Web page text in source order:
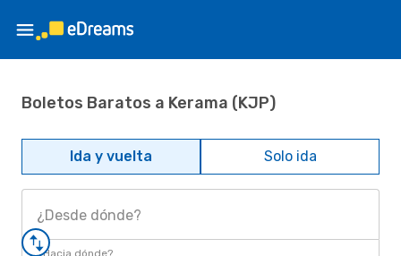
Boletos Baratos a Kerama (KJP)
Ida y vuelta Solo ida
¿Desde dónde?
¿Hacia dónde?